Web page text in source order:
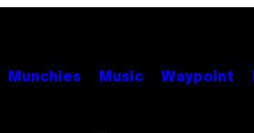
Munchies Music Waypoint